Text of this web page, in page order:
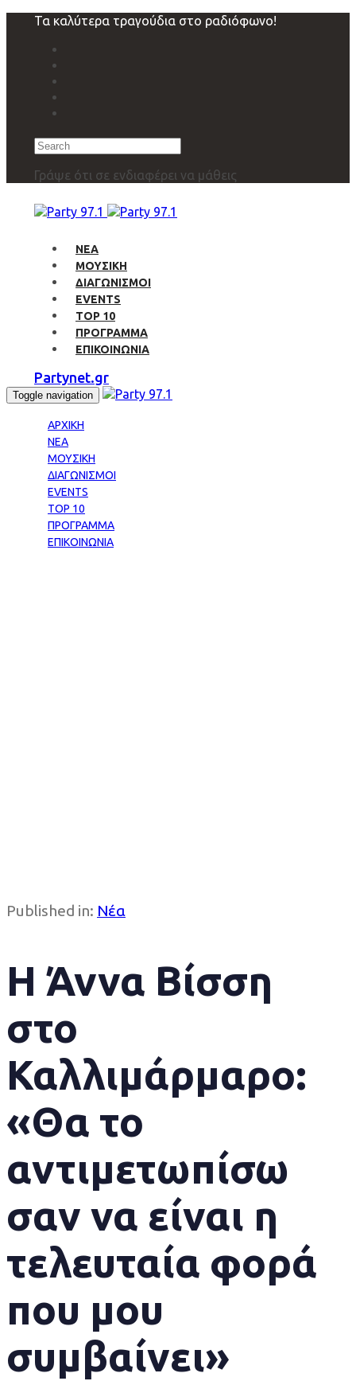
navigation
Τα καλύτερα τραγούδια στο ραδιόφωνο!
Search
Γράψε ότι σε ενδιαφέρει να μάθεις
ΝΕΑ
ΜΟΥΣΙΚΗ
ΔΙΑΓΩΝΙΣΜΟΙ
EVENTS
TOP 10
ΠΡΟΓΡΑΜΜΑ
ΕΠΙΚΟΙΝΩΝΙΑ
Partynet.gr
Toggle navigation
ΑΡΧΙΚΗ
ΝΕΑ
ΜΟΥΣΙΚΗ
ΔΙΑΓΩΝΙΣΜΟΙ
EVENTS
TOP 10
ΠΡΟΓΡΑΜΜΑ
ΕΠΙΚΟΙΝΩΝΙΑ
Published in: Νέα
Η Άννα Βίσση
στο
Καλλιμάρμαρο:
«Θα το
αντιμετωπίσω
σαν να είναι η
τελευταία φορά
που μου
συμβαίνει»